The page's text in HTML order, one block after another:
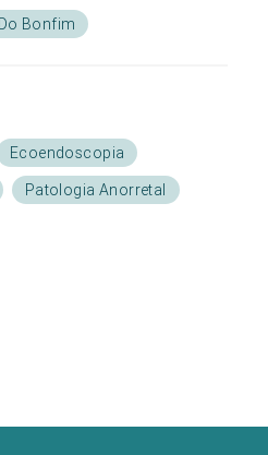
Bonfim
Ecoendoscopia
Patologia Anorretal